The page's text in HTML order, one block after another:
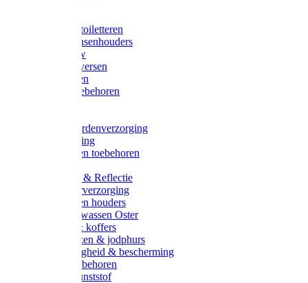
Poetsen & toiletteren
Zadel-/Trensenhouders
Halstertouw
Halsters diversen
Hoofdstellen
Zadel & toebehoren
Rapide paardenverzorging
Ruiter kleding
Hoofdstellen toebehoren
Verlichting & Reflectie
Rapide leerverzorging
Likstenen en houders
Poetsen & wassen Oster
Poetssets & koffers
Ruiter laarzen & jodphurs
Ruiter veiligheid & bescherming
Ruiter - toebehoren
Voerbak kunststof